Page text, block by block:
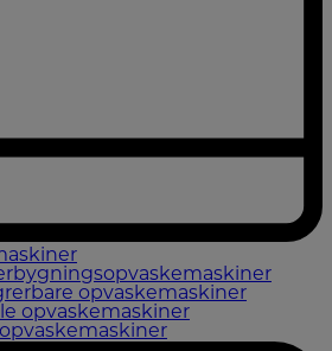
opvaskemaskiner
opvaskemaskiner